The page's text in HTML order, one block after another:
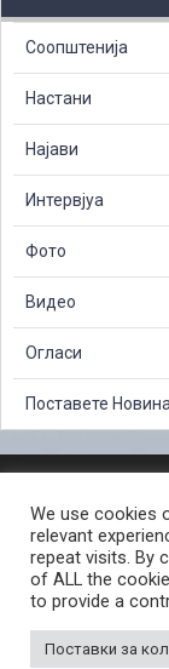
Соопштенија
Настани
Најави
Интервјуа
Фото
Видео
Огласи
Поставете
СЛОБОДЕН
ПОСТАПКА ЗА
© 2026 ЈАВНО
We use cookies
relevant
repeat visits. By
of ALL the
to provide a
Поставки за